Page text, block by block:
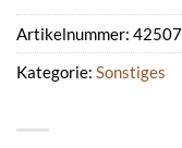
Artikelnummer:
Kategorie: Sonstiges